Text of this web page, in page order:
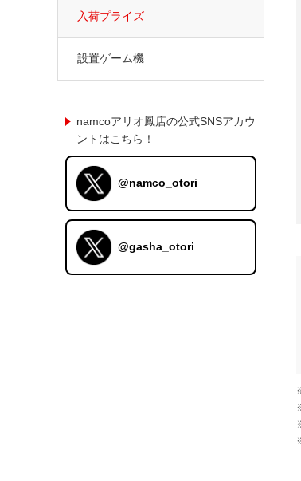
入荷プライズ
設置ゲーム機
namcoアリオ鳳店の公式SNSアカウ
ントはこちら！
@namco_otori
@gasha_otori